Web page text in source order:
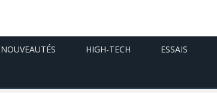
NOUVEAUTÉS HIGH-TECH ESSAIS